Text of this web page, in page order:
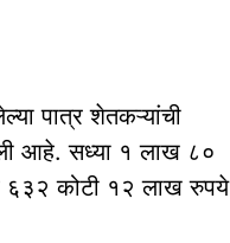
पात्र शेतकऱ्यांची
आहे. सध्या १ लाख ८०
६३२ कोटी १२ लाख रुपये